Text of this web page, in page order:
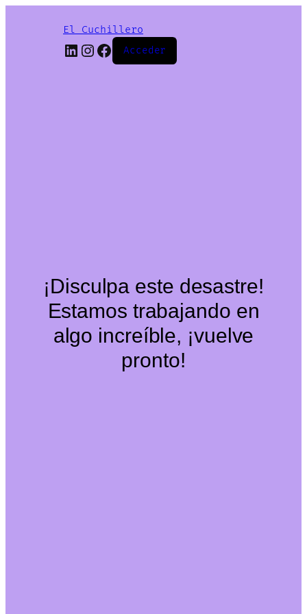
El Cuchillero
LinkedIn
Instagram
Facebook
Acceder
¡Disculpa este desastre!
Estamos trabajando en
algo increíble, ¡vuelve
pronto!